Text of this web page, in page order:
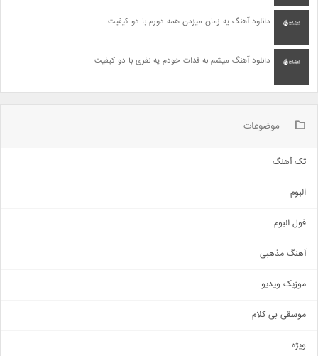
دانلود آهنگ یه زمان میزدن همه دورم با دو کیفیت
دانلود آهنگ میشم به فدات خودم یه نفری با دو کیفیت
موضوعات
تک آهنگ
اجتماعی
حماسی
سنتی
اهنگ بندرعباسی
دمو
البوم
فول البوم
آهنگ مذهبی
موزیک ویدیو
موسقی بی کلام
ویژه